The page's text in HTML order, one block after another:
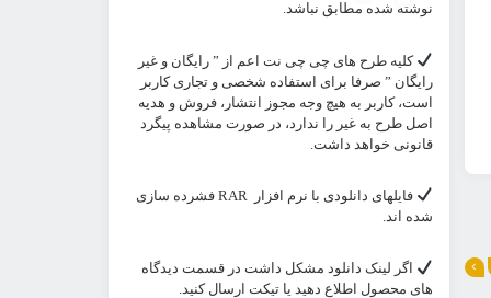
نوشته شده مطابق نباشد.
کلیه طرح های چی چی نت اعم از ” رایگان و غیر
رایگان ” صرفا برای استفاده شخصی و تجاری کاربر
است، کاربر به هیچ وجه مجوز انتشار، فروش و هدیه
اصل طرح به غیر را ندارد، در صورت مشاهده پیگرد
قانونی خواهد داشت.
فایلهای دانلودی با نرم افزار RARفشرده سازی
شده اند.
اگر لینک دانلود مشکل داشت در قسمت دیدگاه
های محصول اطلاع دهید یا تیکت ارسال کنید.